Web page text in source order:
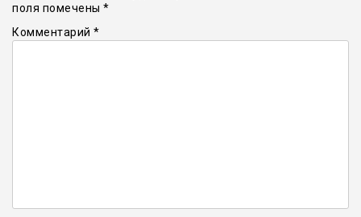
поля помечены *
Комментарий *